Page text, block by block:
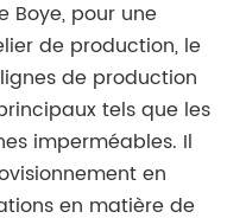
Boye, pour une
de production, le
de production
tels que les
imperméables. Il
en
en matière de